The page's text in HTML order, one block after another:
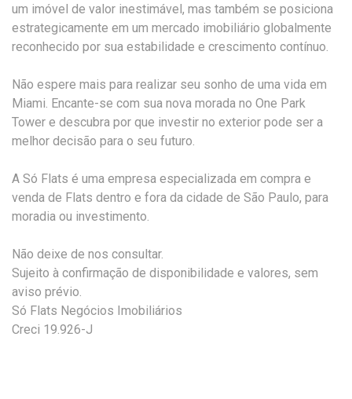
um imóvel de valor inestimável, mas também se posiciona
estrategicamente em um mercado imobiliário globalmente
reconhecido por sua estabilidade e crescimento contínuo.
Não espere mais para realizar seu sonho de uma vida em
Miami. Encante-se com sua nova morada no One Park
Tower e descubra por que investir no exterior pode ser a
melhor decisão para o seu futuro.
A Só Flats é uma empresa especializada em compra e
venda de Flats dentro e fora da cidade de São Paulo, para
moradia ou investimento.
Não deixe de nos consultar.
Sujeito à confirmação de disponibilidade e valores, sem
aviso prévio.
Só Flats Negócios Imobiliários
Creci 19.926-J